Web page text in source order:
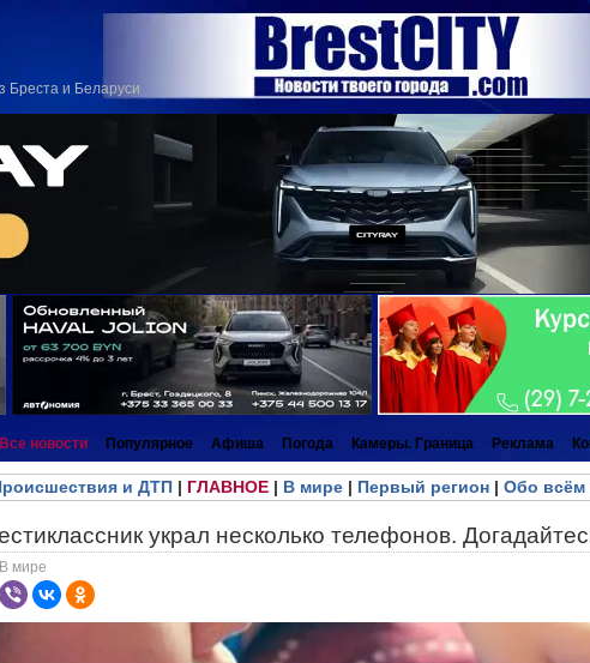
Бреста и Беларуси
Все новости Популярное Афиша Погода Камеры. Граница Реклама
и ДТП| ГЛАВНОЕ| В мире| Первый регион| Обо всём
украл несколько телефонов.
В мире